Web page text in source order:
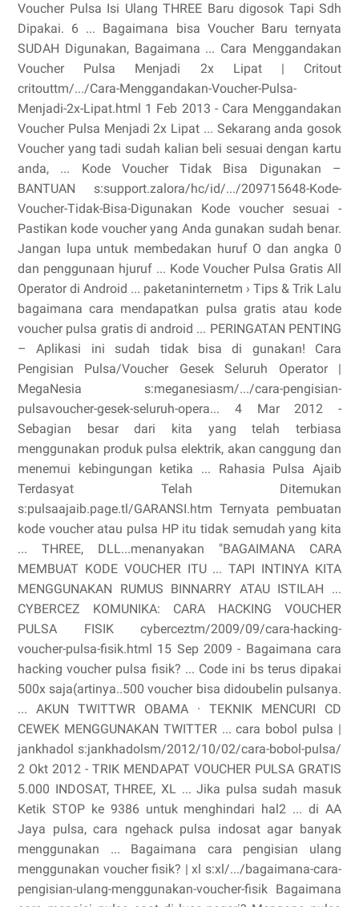
Voucher Pulsa Isi Ulang THREE Baru digosok Tapi Sdh
Dipakai. 6 ... Bagaimana bisa Voucher Baru ternyata
SUDAH Digunakan, Bagaimana ... Cara Menggandakan
Voucher Pulsa Menjadi 2x Lipat | Critout
critouttm/.../Cara-Menggandakan-Voucher-Pulsa-
Menjadi-2x-Lipat.html 1 Feb 2013 - Cara Menggandakan
Voucher Pulsa Menjadi 2x Lipat ... Sekarang anda gosok
Voucher yang tadi sudah kalian beli sesuai dengan kartu
anda, ... Kode Voucher Tidak Bisa Digunakan –
BANTUAN s:support.zalora/hc/id/.../209715648-Kode-
Voucher-Tidak-Bisa-Digunakan Kode voucher sesuai -
Pastikan kode voucher yang Anda gunakan sudah benar.
Jangan lupa untuk membedakan huruf O dan angka 0
dan penggunaan hjuruf ... Kode Voucher Pulsa Gratis All
Operator di Android ... paketaninternetm › Tips & Trik Lalu
bagaimana cara mendapatkan pulsa gratis atau kode
voucher pulsa gratis di android ... PERINGATAN PENTING
– Aplikasi ini sudah tidak bisa di gunakan! Cara
Pengisian Pulsa/Voucher Gesek Seluruh Operator |
MegaNesia s:meganesiasm/.../cara-pengisian-
pulsavoucher-gesek-seluruh-opera... 4 Mar 2012 -
Sebagian besar dari kita yang telah terbiasa
menggunakan produk pulsa elektrik, akan canggung dan
menemui kebingungan ketika ... Rahasia Pulsa Ajaib
Terdasyat Telah Ditemukan
s:pulsaajaib.page.tl/GARANSI.htm Ternyata pembuatan
kode voucher atau pulsa HP itu tidak semudah yang kita
... THREE, DLL...menanyakan "BAGAIMANA CARA
MEMBUAT KODE VOUCHER ITU ... TAPI INTINYA KITA
MENGGUNAKAN RUMUS BINNARRY ATAU ISTILAH ...
CYBERCEZ KOMUNIKA: CARA HACKING VOUCHER
PULSA FISIK cyberceztm/2009/09/cara-hacking-
voucher-pulsa-fisik.html 15 Sep 2009 - Bagaimana cara
hacking voucher pulsa fisik? ... Code ini bs terus dipakai
500x saja(artinya..500 voucher bisa didoubelin pulsanya.
... AKUN TWITTWR OBAMA · TEKNIK MENCURI CD
CEWEK MENGGUNAKAN TWITTER ... cara bobol pulsa |
jankhadol s:jankhadolsm/2012/10/02/cara-bobol-pulsa/
2 Okt 2012 - TRIK MENDAPAT VOUCHER PULSA GRATIS
5.000 INDOSAT, THREE, XL ... Jika pulsa sudah masuk
Ketik STOP ke 9386 untuk menghindari hal2 ... di AA
Jaya pulsa, cara ngehack pulsa indosat agar banyak
menggunakan ... Bagaimana cara pengisian ulang
menggunakan voucher fisik? | xl s:xl/.../bagaimana-cara-
pengisian-ulang-menggunakan-voucher-fisik Bagaimana